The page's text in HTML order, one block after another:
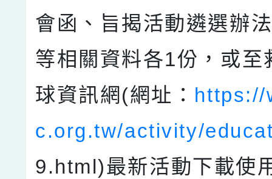
會函、旨揭活動遴選辦
等相關資料各1份，或至
球資訊網(網址： https://
c.org.tw/activity/
9.html)最新活動下載使